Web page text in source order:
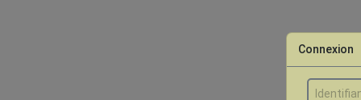
Connexion